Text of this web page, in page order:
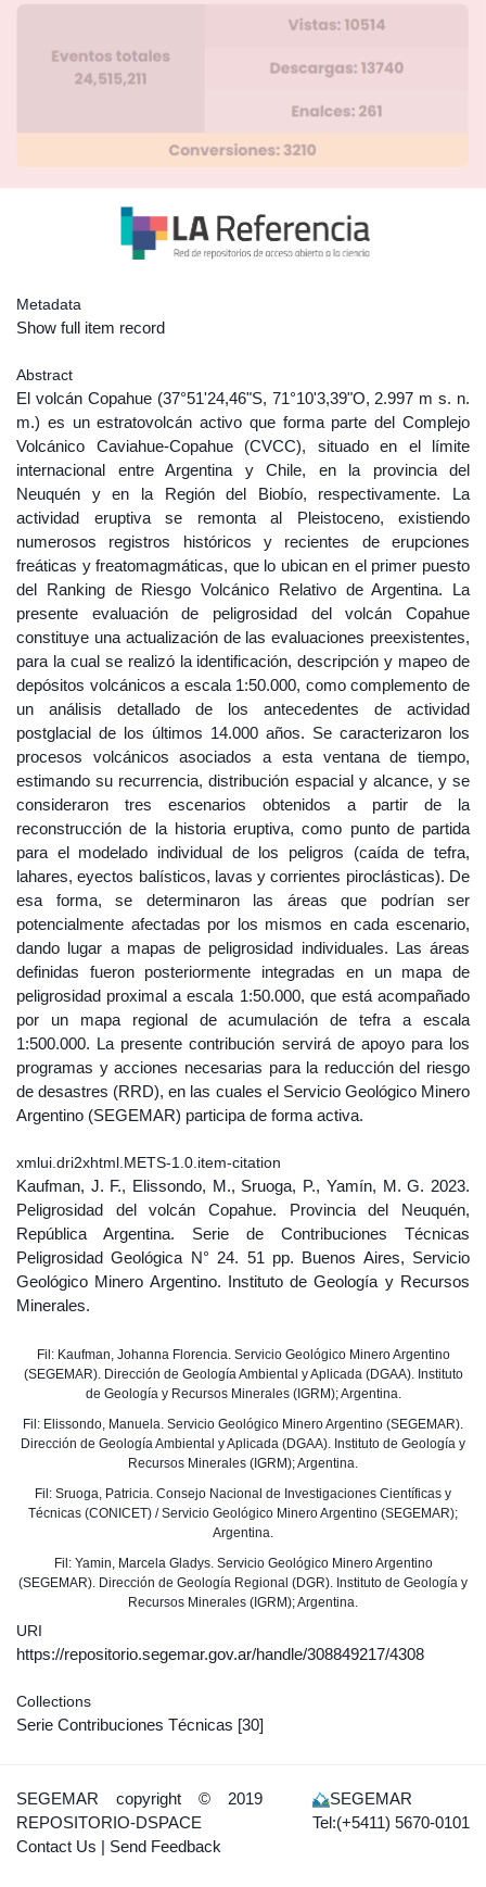
Metadata
Show full item record
Abstract
El volcán Copahue (37°51'24,46"S, 71°10'3,39"O, 2.997 m s. n.
m.) es un estratovolcán activo que forma parte del Complejo
Volcánico Caviahue-Copahue (CVCC), situado en el límite
internacional entre Argentina y Chile, en la provincia del
Neuquén y en la Región del Biobío, respectivamente. La
actividad eruptiva se remonta al Pleistoceno, existiendo
numerosos registros históricos y recientes de erupciones
freáticas y freatomagmáticas, que lo ubican en el primer puesto
del Ranking de Riesgo Volcánico Relativo de Argentina. La
presente evaluación de peligrosidad del volcán Copahue
constituye una actualización de las evaluaciones preexistentes,
para la cual se realizó la identificación, descripción y mapeo de
depósitos volcánicos a escala 1:50.000, como complemento de
un análisis detallado de los antecedentes de actividad
postglacial de los últimos 14.000 años. Se caracterizaron los
procesos volcánicos asociados a esta ventana de tiempo,
estimando su recurrencia, distribución espacial y alcance, y se
consideraron tres escenarios obtenidos a partir de la
reconstrucción de la historia eruptiva, como punto de partida
para el modelado individual de los peligros (caída de tefra,
lahares, eyectos balísticos, lavas y corrientes piroclásticas). De
esa forma, se determinaron las áreas que podrían ser
potencialmente afectadas por los mismos en cada escenario,
dando lugar a mapas de peligrosidad individuales. Las áreas
definidas fueron posteriormente integradas en un mapa de
peligrosidad proximal a escala 1:50.000, que está acompañado
por un mapa regional de acumulación de tefra a escala
1:500.000. La presente contribución servirá de apoyo para los
programas y acciones necesarias para la reducción del riesgo
de desastres (RRD), en las cuales el Servicio Geológico Minero
Argentino (SEGEMAR) participa de forma activa.
xmlui.dri2xhtml.METS-1.0.item-citation
Kaufman, J. F., Elissondo, M., Sruoga, P., Yamín, M. G. 2023.
Peligrosidad del volcán Copahue. Provincia del Neuquén,
República Argentina. Serie de Contribuciones Técnicas
Peligrosidad Geológica N° 24. 51 pp. Buenos Aires, Servicio
Geológico Minero Argentino. Instituto de Geología y Recursos
Minerales.
Fil: Kaufman, Johanna Florencia. Servicio Geológico Minero Argentino
(SEGEMAR). Dirección de Geología Ambiental y Aplicada (DGAA). Instituto
de Geología y Recursos Minerales (IGRM); Argentina.
Fil: Elissondo, Manuela. Servicio Geológico Minero Argentino (SEGEMAR).
Dirección de Geología Ambiental y Aplicada (DGAA). Instituto de Geología y
Recursos Minerales (IGRM); Argentina.
Fil: Sruoga, Patricia. Consejo Nacional de Investigaciones Científicas y
Técnicas (CONICET) / Servicio Geológico Minero Argentino (SEGEMAR);
Argentina.
Fil: Yamin, Marcela Gladys. Servicio Geológico Minero Argentino
(SEGEMAR). Dirección de Geología Regional (DGR). Instituto de Geología y
Recursos Minerales (IGRM); Argentina.
URI
https://repositorio.segemar.gov.ar/handle/308849217/4308
Collections
Serie Contribuciones Técnicas [30]
SEGEMAR copyright © 2019
REPOSITORIO-DSPACE
Contact Us | Send Feedback
SEGEMAR
Tel:(+5411) 5670-0101